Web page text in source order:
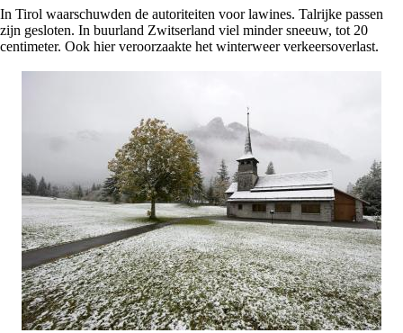
In Tirol waarschuwden de autoriteiten voor lawines. Talrijke passen
zijn gesloten. In buurland Zwitserland viel minder sneeuw, tot 20
centimeter. Ook hier veroorzaakte het winterweer verkeersoverlast.